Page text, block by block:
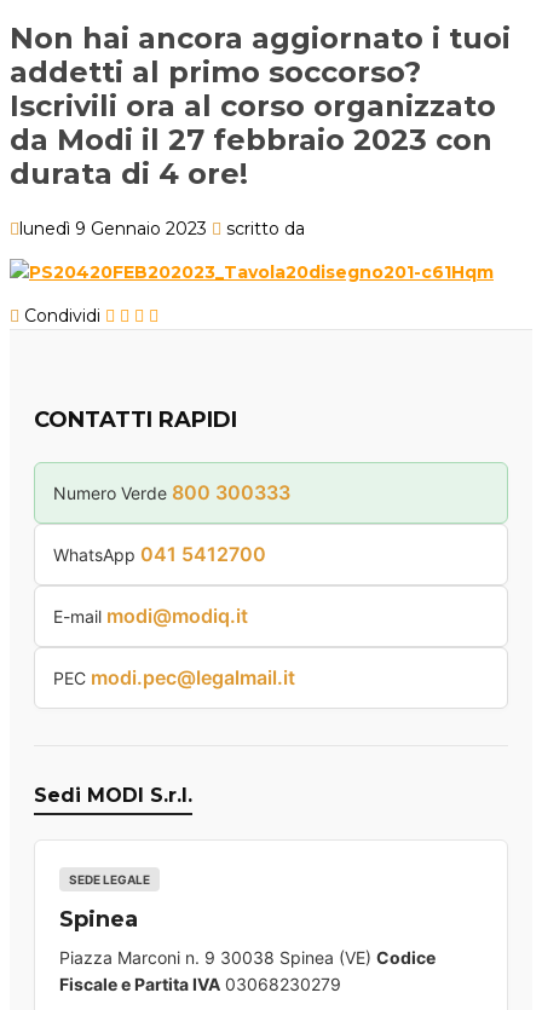
Non hai ancora aggiornato i tuoi
addetti al primo soccorso?
Iscrivili ora al corso organizzato
da Modi il 27 febbraio 2023 con
durata di 4 ore!
lunedì 9 Gennaio 2023 scritto da
Condividi
CONTATTI RAPIDI
Numero Verde 800 300333
WhatsApp 041 5412700
E-mail modi@modiq.it
PEC modi.pec@legalmail.it
Sedi MODI S.r.l.
SEDE LEGALE
Spinea
Piazza Marconi n. 9 30038 Spinea (VE) Codice
Fiscale e Partita IVA 03068230279